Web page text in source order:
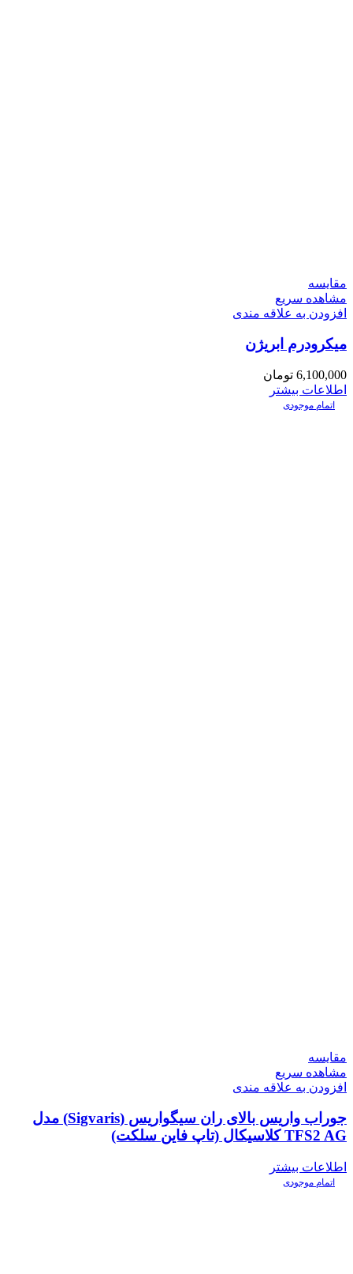
مقایسه
مشاهده سریع
افزودن به علاقه مندی
میکرودرم ابریژن
6,100,000 تومان
اطلاعات بیشتر
اتمام موجودی
مقایسه
مشاهده سریع
افزودن به علاقه مندی
جوراب واریس بالای ران سیگواریس (Sigvaris) مدل
TFS2 AG کلاسیکال (تاپ فاین سلکت)
اطلاعات بیشتر
اتمام موجودی